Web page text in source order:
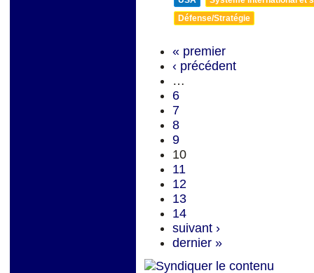
Défense/Stratégie
« premier
‹ précédent
…
6
7
8
9
10
11
12
13
14
suivant ›
dernier »